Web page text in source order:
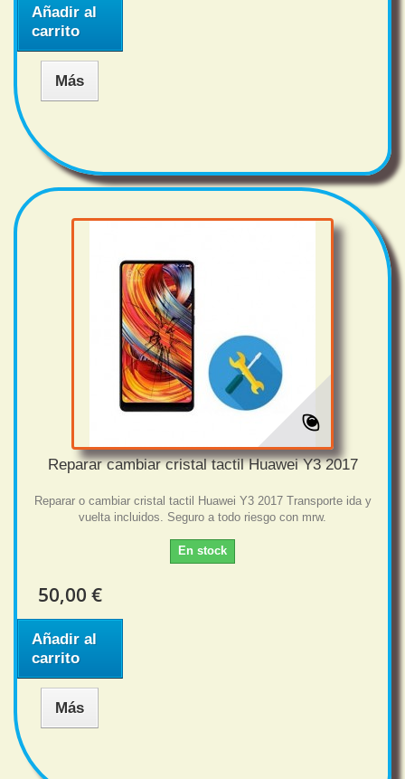
Añadir al
carrito
Más
Reparar cambiar cristal tactil Huawei Y3 2017
Reparar o cambiar cristal tactil Huawei Y3 2017 Transporte ida y
vuelta incluidos. Seguro a todo riesgo con mrw.
En stock
50,00 €
Añadir al
carrito
Más